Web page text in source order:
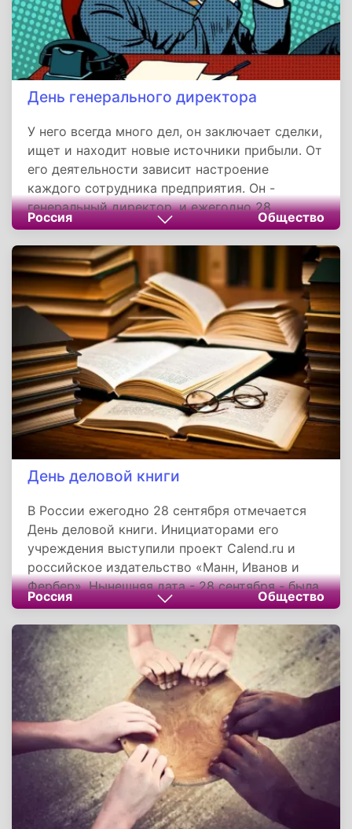
День генерального директора
У него всегда много дел, он заключает сделки,
ищет и находит новые источники прибыли. От
его деятельности зависит настроение
каждого сотрудника предприятия. Он -
генеральный директор, и ежегодно 28
сентября мы отмечаем его профессиональный
праздник.
Россия Общество
День деловой книги
В России ежегодно 28 сентября отмечается
День деловой книги. Инициаторами его
учреждения выступили проект Calend.ru и
российское издательство «Манн, Иванов и
Фербер». Нынешняя дата - 28 сентября - была
выбрана неслучайно, именно она считается
Днем Рождения издательства «МИФ», одного
из лидеров рынка деловой книги.
Россия Общество